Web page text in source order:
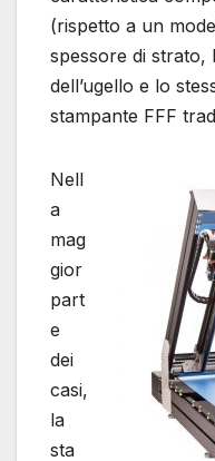
(rispetto a un
spessore di strato,
dell’ugello e lo
stampante FFF
Nell
a
mag
gior
part
e
dei
casi,
la
sta